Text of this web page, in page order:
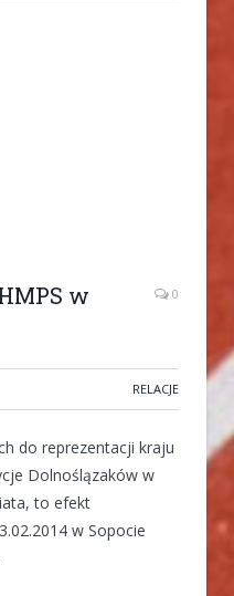
w
0
RELACJE
do reprezentacji kraju
Dolnoślązaków w
to efekt
w Sopocie